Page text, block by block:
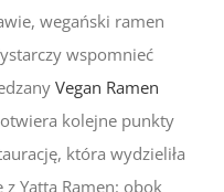
wegański ramen
wspomnieć
Vegan Ramen
kolejne punkty
która wydzieliła
z Yatta Ramen: obok